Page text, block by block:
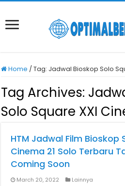
Home /Tag: Jadwal Bioskop Solo
Tag Archives:
Solo Square XXI
HTM Jadwal Film Bioskop
Cinema 21 Solo Terbaru
Coming Soon
March 20, 2022 Lainnya